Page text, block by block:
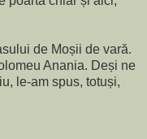
de Moșii de vară.
Anania. Deși ne
le-am spus, totuși,